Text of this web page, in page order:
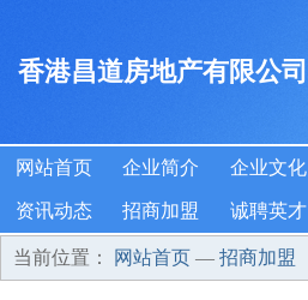
香港昌道房地产有限公司
网站首页 企业简介 企业文化
资讯动态 招商加盟 诚聘英才
当前位置： 网站首页 — 招商加盟